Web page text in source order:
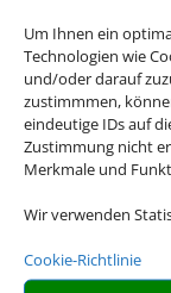
Um Ihnen ein
Technologien wie
und/oder darauf
zustimmmen,
eindeutige IDs auf
Zustimmung nicht
Merkmale und
Wir verwenden
Cookie-Richtlinie
Sinnvolle